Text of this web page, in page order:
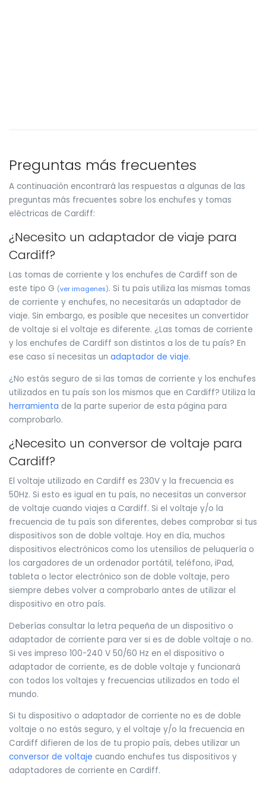
Preguntas más frecuentes
A continuación encontrará las respuestas a algunas de las
preguntas más frecuentes sobre los enchufes y tomas
eléctricas de Cardiff:
¿Necesito un adaptador de viaje para
Cardiff?
Las tomas de corriente y los enchufes de Cardiff son de
este tipo G (ver imagenes). Si tu país utiliza las mismas tomas
de corriente y enchufes, no necesitarás un adaptador de
viaje. Sin embargo, es posible que necesites un convertidor
de voltaje si el voltaje es diferente. ¿Las tomas de corriente
y los enchufes de Cardiff son distintos a los de tu país? En
ese caso sí necesitas un adaptador de viaje.
¿No estás seguro de si las tomas de corriente y los enchufes
utilizados en tu país son los mismos que en Cardiff? Utiliza la
herramienta de la parte superior de esta página para
comprobarlo.
¿Necesito un conversor de voltaje para
Cardiff?
El voltaje utilizado en Cardiff es 230V y la frecuencia es
50Hz. Si esto es igual en tu país, no necesitas un conversor
de voltaje cuando viajes a Cardiff. Si el voltaje y/o la
frecuencia de tu país son diferentes, debes comprobar si tus
dispositivos son de doble voltaje. Hoy en día, muchos
dispositivos electrónicos como los utensilios de peluquería o
los cargadores de un ordenador portátil, teléfono, iPad,
tableta o lector electrónico son de doble voltaje, pero
siempre debes volver a comprobarlo antes de utilizar el
dispositivo en otro país.
Deberías consultar la letra pequeña de un dispositivo o
adaptador de corriente para ver si es de doble voltaje o no.
Si ves impreso 100-240 V 50/60 Hz en el dispositivo o
adaptador de corriente, es de doble voltaje y funcionará
con todos los voltajes y frecuencias utilizados en todo el
mundo.
Si tu dispositivo o adaptador de corriente no es de doble
voltaje o no estás seguro, y el voltaje y/o la frecuencia en
Cardiff difieren de los de tu propio país, debes utilizar un
conversor de voltaje cuando enchufes tus dispositivos y
adaptadores de corriente en Cardiff.